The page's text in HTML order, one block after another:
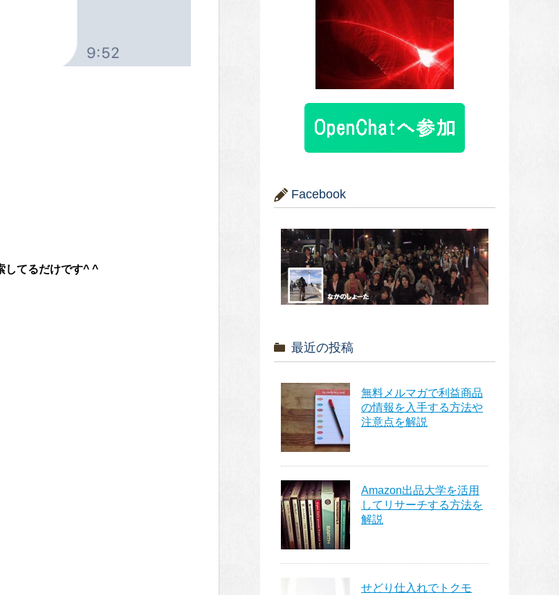
してるだけです^ ^
Facebook
最近の投稿
無料メルマガで利益商品
の情報を入手する方法や
注意点を解説
Amazon出品大学を活用
してリサーチする方法を
解説
せどり仕入れでトクモ